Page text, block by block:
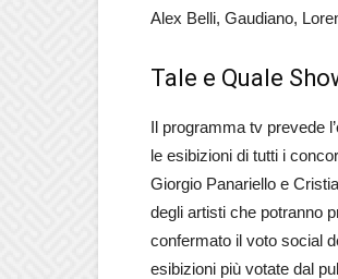
Alex Belli, Gaudiano,
Tale e Quale
Il programma tv prevede
le esibizioni di tutti i
Giorgio Panariello e
degli artisti che potranno
confermato il voto social
esibizioni più votate dal